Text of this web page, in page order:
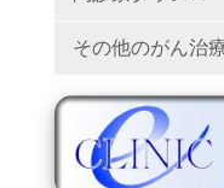
その他のがん治